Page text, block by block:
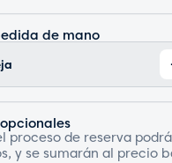
de mano
proceso de reserva
y se sumarán al precio